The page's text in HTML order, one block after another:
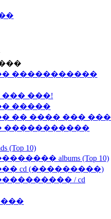
�����������
��� ���!
�����
�� ���� ���
�����������
(Top 10)
albums (Top 10)
cd (���������)
/ cd
����